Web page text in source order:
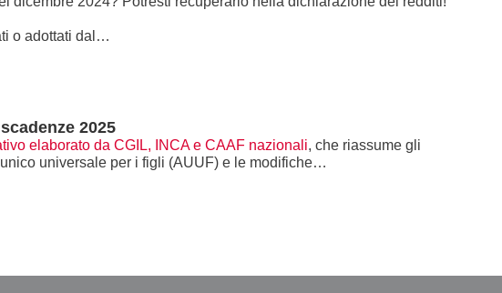
o adottati dal…
2025
elaborato da CGIL, INCA e CAAF nazionali, che riassume gli
universale per i figli (AUUF) e le modifiche…